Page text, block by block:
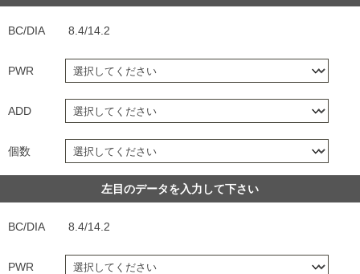
BC/DIA 8.4/14.2
PWR
ADD
個数
左目のデータを入力して下さい
BC/DIA 8.4/14.2
PWR